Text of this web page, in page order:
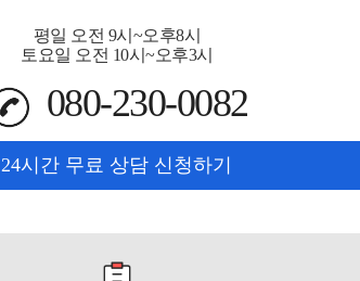
평일 오전 9시~오후8시
토요일 오전 10시~오후3시
080-230-0082
24시간 무료 상담 신청하기